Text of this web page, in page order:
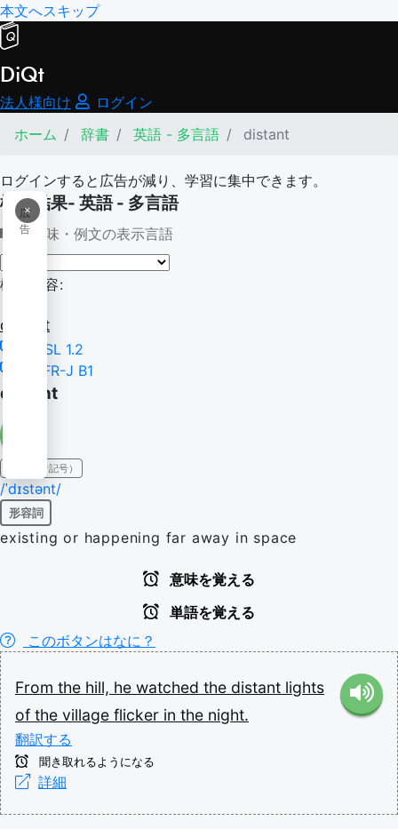
本文へスキップ
DiQt
法人様向け
ログイン
ホーム
辞書 英語 - 多言語 distant
ログインすると広告が減り、学習に集中できます。
×
広
告
検索結果- 英語 - 多言語
意味・例文の表示言語
検索内容:
distant
NGSL 1.2
CEFR-J B1
distant
IPA（発音記号）
/ˈdɪstənt/
形容詞
existing or happening far away in space
意味を覚える
単語を覚える
このボタンはなに？
From the hill, he watched the distant lights
of the village flicker in the night.
翻訳する
聞き取れるようになる
詳細